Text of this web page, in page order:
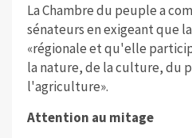
La Chambre du peuple a
sénateurs en exigeant que
«régionale et qu'elle
la nature, de la culture, du
l'agriculture».
Attention au mitage